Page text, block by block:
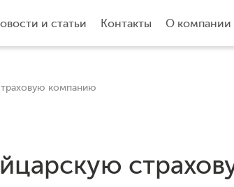
и статьи Контакты О компании
компанию